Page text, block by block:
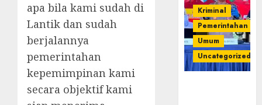
apa bila kami sudah di
Lantik dan sudah
berjalannya
pemerintahan
kepemimpinan kami
secara objektif kami
Kriminal
Pemerintahan
Umum
Uncategorized